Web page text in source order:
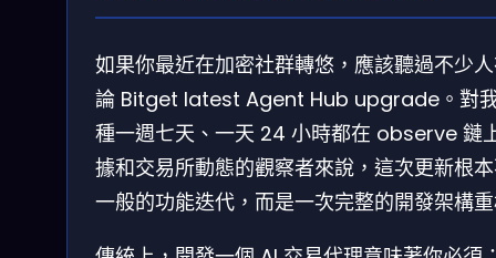
如果你最近在加密社群轉悠，應該聽過不少
論 Bitget latest Agent Hub upgrade。對
種一週七天、一天 24 小時都在 observe 鏈
據和交易所動態的觀察者來說，這次更新根
一般的功能迭代，而是一次完整的開發架構